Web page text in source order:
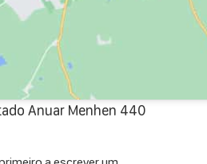
Anuar Menhen 440